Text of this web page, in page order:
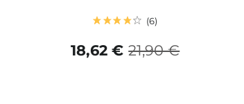
6
21,90 €
18,62 €